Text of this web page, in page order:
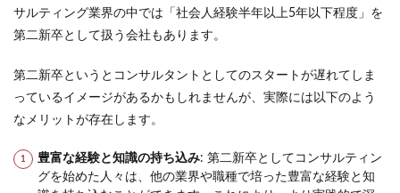
サルティング業界の中では「社会人経験半年以上5年以下程度」を
第二新卒として扱う会社もあります。
第二新卒というとコンサルタントとしてのスタートが遅れてしま
っているイメージがあるかもしれませんが、実際には以下のよう
なメリットが存在します。
豊富な経験と知識の持ち込み: 第二新卒としてコンサルティン
グを始めた人々は、他の業界や職種で培った豊富な経験と知